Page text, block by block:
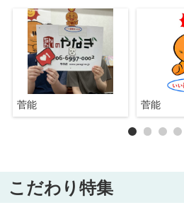
菅能 菅能
こだわり特集